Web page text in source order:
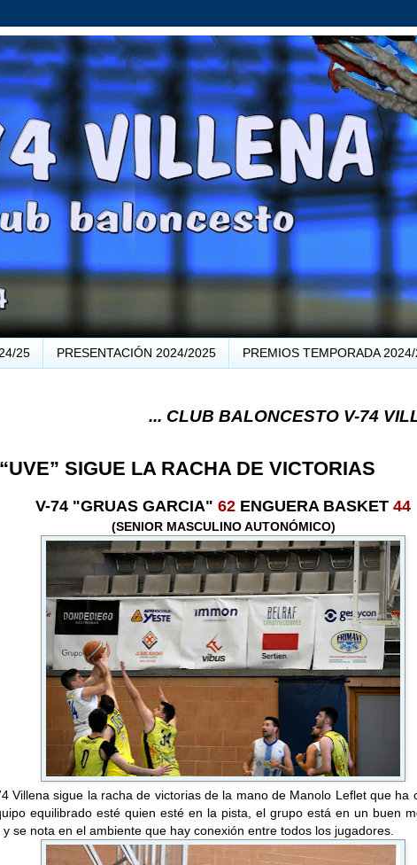
25 PRESENTACIÓN 2024/2025 PREMIOS TEMPORADA
... CLUB BALONCESTO V-74 VILLENA
SIGUE LA RACHA DE VICTORIAS
V-74 "GRUAS GARCIA" 62 ENGUERA BASKET 44
(SENIOR MASCULINO AUTONÓMICO)
Villena sigue la racha de victorias de la mano de Manolo Leflet que ha
equilibrado esté quien esté en la pista, el grupo está en un buen
y se nota en el ambiente que hay conexión entre todos los jugadores.